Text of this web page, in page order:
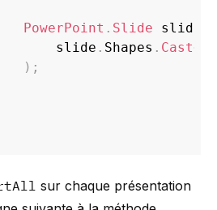
PowerPoint . Slide
slide
. Shapes . Cast
) ;
sur chaque présentation